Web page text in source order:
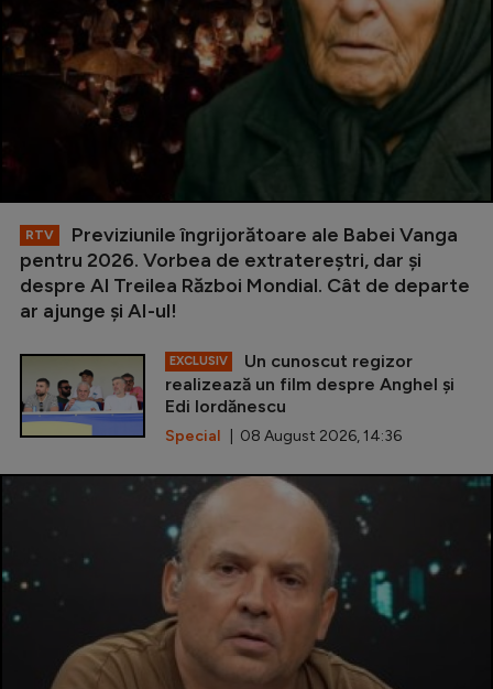
RTV
Previziunile îngrijorătoare ale Babei Vanga
pentru 2026. Vorbea de extratereștri, dar și
despre Al Treilea Război Mondial. Cât de departe
ar ajunge și AI-ul!
EXCLUSIV
Un cunoscut regizor
realizează un film despre Anghel și
Edi Iordănescu
Special | 08 August 2026, 14:36